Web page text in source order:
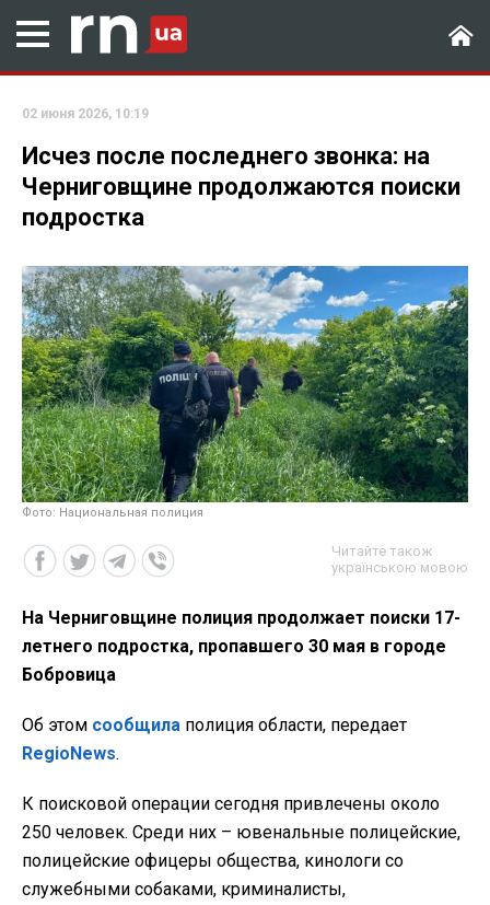
02 июня 2026, 10:19
Исчез после последнего звонка: на
Черниговщине продолжаются поиски
подростка
Фото: Национальная полиция
Читайте також
українською мовою
На Черниговщине полиция продолжает поиски 17-
летнего подростка, пропавшего 30 мая в городе
Бобровица
Об этом сообщила полиция области, передает
RegioNews.
К поисковой операции сегодня привлечены около
250 человек. Среди них – ювенальные полицейские,
полицейские офицеры общества, кинологи со
служебными собаками, криминалисты,